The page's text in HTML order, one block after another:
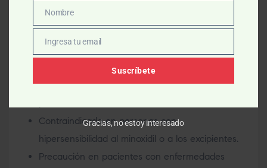
CONSULTE A SU DERMATÓLOG@.
Advertencias
Requiere receta médica y supervisión
Contraindicado en personas con
hipersensibilidad al minoxidil o a los excipientes.
Precaución en pacientes con enfermedades
Nombre
Nombre
Email
Ingresa tu email
Suscríbete
Gracias, no estoy interesado